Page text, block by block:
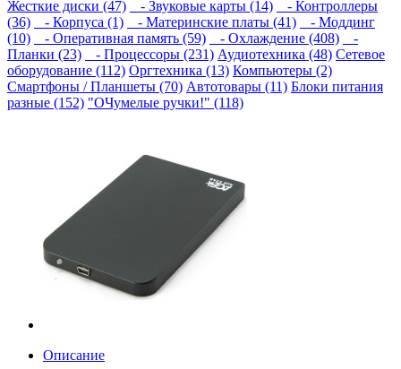
Жесткие диски (47)
- Звуковые карты (14)
- Контроллеры
(36)
- Корпуса (1) - Материнские платы (41)
- Моддинг
(10)
- Оперативная память (59) - Охлаждение (408)
-
Планки (23)
- Процессоры (231) Аудиотехника (48) Сетевое
оборудование (112) Оргтехника (13) Компьютеры (2)
Смартфоны / Планшеты (70) Автотовары (11) Блоки питания
разные (152) "ОЧумелые ручки!" (118)
Описание